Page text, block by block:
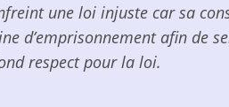
une loi injuste car sa
d’emprisonnement afin de
respect pour la loi.